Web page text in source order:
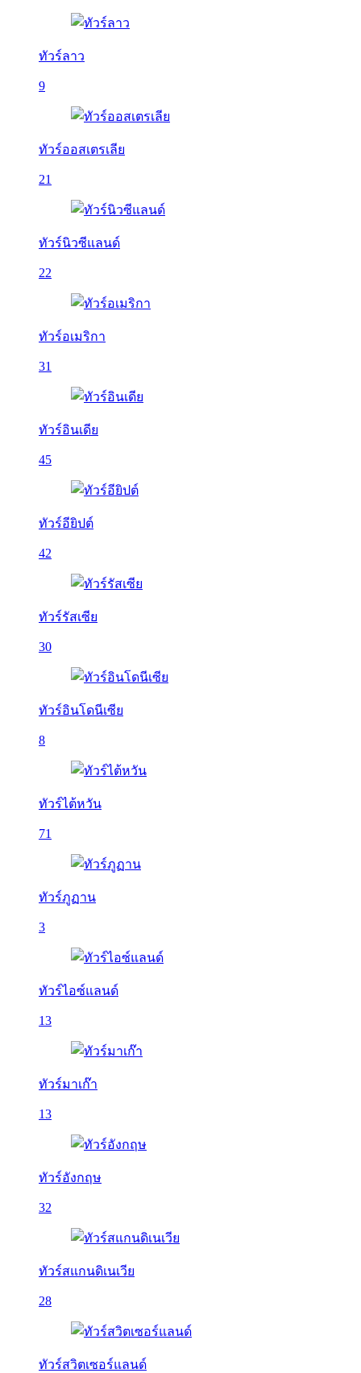
ทัวร์ลาว
9
ทัวร์ออสเตรเลีย
21
ทัวร์นิวซีแลนด์
22
ทัวร์อเมริกา
31
ทัวร์อินเดีย
45
ทัวร์อียิปต์
42
ทัวร์รัสเซีย
30
ทัวร์อินโดนีเซีย
8
ทัวร์ไต้หวัน
71
ทัวร์ภูฏาน
3
ทัวร์ไอซ์แลนด์
13
ทัวร์มาเก๊า
13
ทัวร์อังกฤษ
32
ทัวร์สแกนดิเนเวีย
28
ทัวร์สวิตเซอร์แลนด์